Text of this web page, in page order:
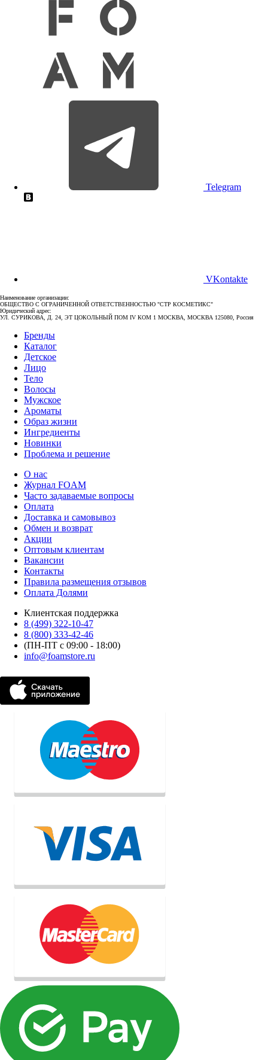
Telegram
VKontakte
Наименование организации:
ОБЩЕСТВО С ОГРАНИЧЕННОЙ ОТВЕТСТВЕННОСТЬЮ "СТР КОСМЕТИКС"
Юридический адрес:
УЛ. СУРИКОВА, Д. 24, ЭТ ЦОКОЛЬНЫЙ ПОМ IV КОМ 1 МОСКВА, МОСКВА 125080, Россия
Бренды
Каталог
Детское
Лицо
Тело
Волосы
Мужское
Ароматы
Образ жизни
Ингредиенты
Новинки
Проблема и решение
О нас
Журнал FOAM
Часто задаваемые вопросы
Оплата
Доставка и самовывоз
Обмен и возврат
Акции
Оптовым клиентам
Вакансии
Контакты
Правила размещения отзывов
Оплата Долями
Клиентская поддержка
8 (499) 322-10-47
8 (800) 333-42-46
(ПН-ПТ с 09:00 - 18:00)
info@foamstore.ru